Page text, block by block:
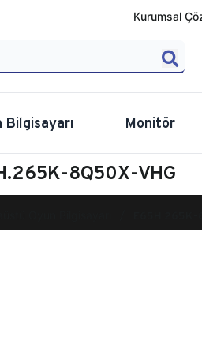
Kurumsal
Bilgisayarı Monitör
8Q50X-VHG